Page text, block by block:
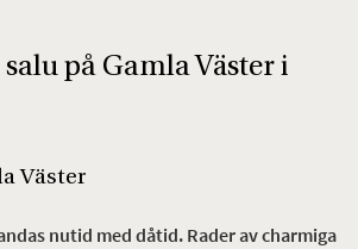
på Gamla Väster i
Väster
nutid med dåtid. Rader av charmiga